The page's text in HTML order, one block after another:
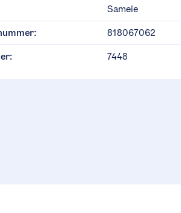
Sameie
818067062
7448